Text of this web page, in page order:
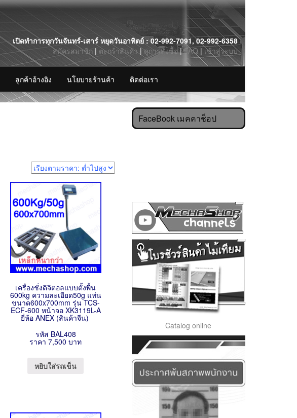
เปิดทำการทุกวันจันทร์-เสาร์ หยุดวันอาทิตย์ : 02-992-7091, 02-992-6358
สมัครสมาชิก | ตะกร้าสินค้า|ดูการสั่งซื้อ|FAQ | เข้าสู่ระบบ
ลูกค้าอ้างอิง นโยบายร้านค้า ติดต่อเรา
เครื่องชั่งดิจิตอลแบบตั้งพื้น
600kg ความละเอียด50g แท่น
ขนาด600x700mm รุ่น TCS-
ECF-600 หน้าจอ XK3119L-A
ยี่ห้อ ANEX (สินค้าจีน)
รหัส BAL408
ราคา 7,500 บาท
หยิบใส่รถเข็น
FaceBook เมคคาช็อป
Catalog online